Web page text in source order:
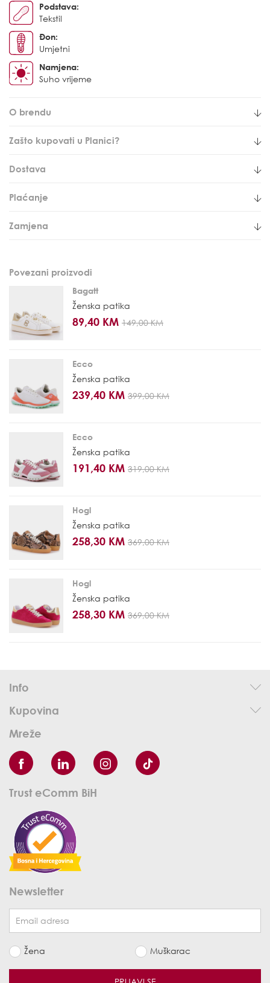
Podstava:
Tekstil
Đon:
Umjetni
Namjena:
Suho vrijeme
O brendu
Zašto kupovati u Planici?
Dostava
Plaćanje
Zamjena
Povezani proizvodi
Bagatt
Ženska patika
89,40 KM 149,00 KM
Ecco
Ženska patika
239,40 KM 399,00 KM
Ecco
Ženska patika
191,40 KM 319,00 KM
Hogl
Ženska patika
258,30 KM 369,00 KM
Hogl
Ženska patika
258,30 KM 369,00 KM
Info
Kupovina
Mreže
Trust eComm BiH
Newsletter
Žena Muškarac